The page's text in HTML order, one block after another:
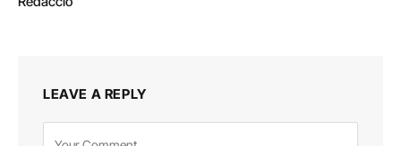
LEAVE A REPLY